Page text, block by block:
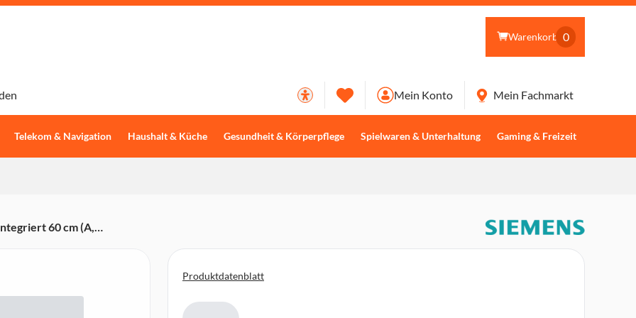
Warenkorb 0
Telekom & Navigation Haushalt & Küche Gesundheit & Körperpflege Spielwaren & Unterhaltung Gaming & Freizeit
Mein Konto Mein Fachmarkt
60 cm (A,
Produktdatenblatt